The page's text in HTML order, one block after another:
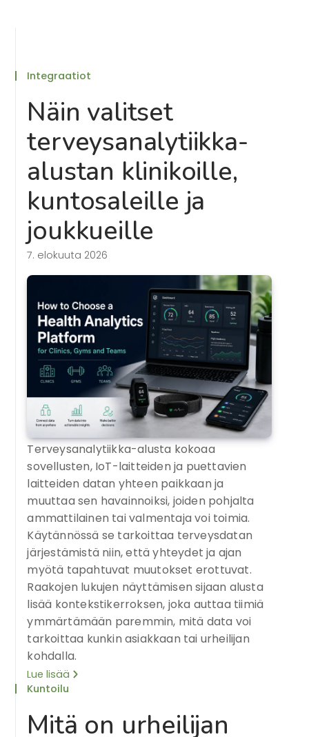
Integraatiot
Näin valitset
terveysanalytiikka-
alustan klinikoille,
kuntosaleille ja
joukkueille
7. elokuuta 2026
Terveysanalytiikka-alusta kokoaa
sovellusten, IoT-laitteiden ja puettavien
laitteiden datan yhteen paikkaan ja
muuttaa sen havainnoiksi, joiden pohjalta
ammattilainen tai valmentaja voi toimia.
Käytännössä se tarkoittaa terveysdatan
järjestämistä niin, että yhteydet ja ajan
myötä tapahtuvat muutokset erottuvat.
Raakojen lukujen näyttämisen sijaan alusta
lisää kontekstikerroksen, joka auttaa tiimiä
ymmärtämään paremmin, mitä data voi
tarkoittaa kunkin asiakkaan tai urheilijan
kohdalla.
Lue lisää
Kuntoilu
Mitä on urheilijan